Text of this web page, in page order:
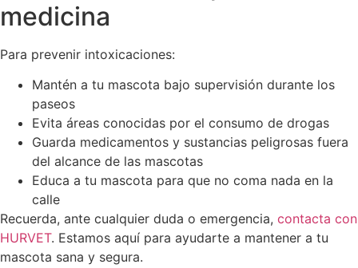
medicina
Para prevenir intoxicaciones:
Mantén a tu mascota bajo supervisión durante los
paseos
Evita áreas conocidas por el consumo de drogas
Guarda medicamentos y sustancias peligrosas fuera
del alcance de las mascotas
Educa a tu mascota para que no coma nada en la
calle
Recuerda, ante cualquier duda o emergencia, contacta con
HURVET. Estamos aquí para ayudarte a mantener a tu
mascota sana y segura.